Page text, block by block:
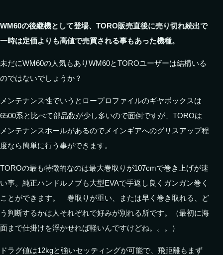
WM60の後継機として登場、TORO販売直後に売り切れ続出で
一時は定価よりも高値で売買される事もあった機種。
未だにWM60の人気もありWM60とTOROユーザーは結構いる
のではないでしょうか？
メンテナンス性でいうとロープロファイルのギヤボックスは
6500系と比べて部品数が少し多いので面倒ですが、TOROは
メンテナンスホールがあるのでメインギアへのグリスアップ程
度なら簡単に行う事ができます。
TOROの最も特徴的なのは最大巻取りが107cmで巻き上げが速
い事。純正ハンドルノブも大型EVAで手返し良くガンガン巻く
ことができます。 巻取りが重い、または早く巻き取れる、ど
う判断するかは人それぞれで好みが別れる所です。（最初に海
面まで仕掛けを浮かせれば軽いんですけどね。。。）
ドラグ値は12kgと強いセッティングが可能で、飛距離もまず